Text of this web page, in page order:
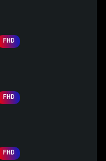
FHD
FHD
FHD